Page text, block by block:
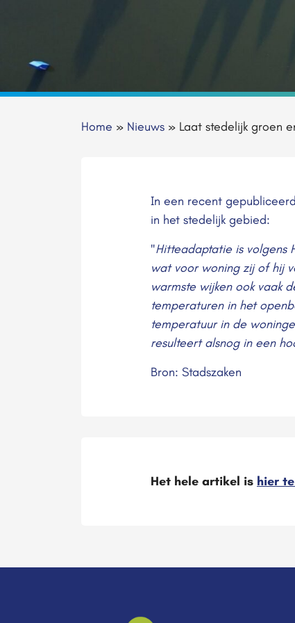
Home » Nieuws » Laat stedelijk groen
In een recent
in het stedelijk gebied:
"Hitteadaptatie is volgens
wat voor woning zij of hij
warmste wijken ook vaak
temperaturen in het
temperatuur in de
resulteert alsnog in een
Bron: Stadszaken
Het hele artikel is hier